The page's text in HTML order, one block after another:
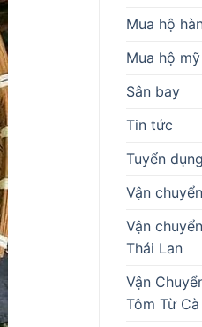
Mua hộ
Mua hộ
Sân bay
Tin tức
Tuyển dụng
Vận
Vận
Thái Lan
Vận
Tôm Từ